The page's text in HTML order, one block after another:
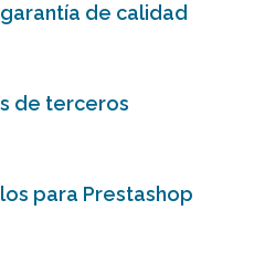
de calidad
de terceros
para Prestashop